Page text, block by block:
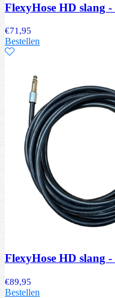
FlexyHose HD slang
€71,95
Bestellen
FlexyHose HD slang
€89,95
Bestellen